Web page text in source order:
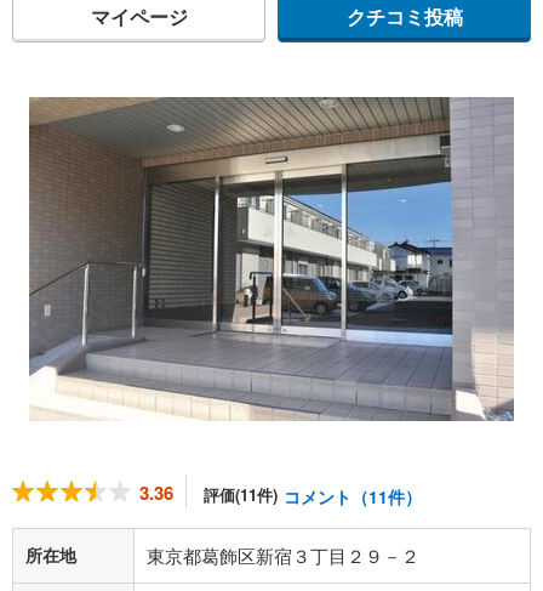
マイページ クチコミ投稿
3.36 評価(11件) コメント（11件）
所在地 東京都葛飾区新宿３丁目２９－２